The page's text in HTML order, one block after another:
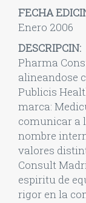
FECHA
Enero 2006
DESCRIPCIN:
Pharma
alineandose
Publicis
marca:
comunicar a
nombre
valores
Consult
espiritu de
rigor en la